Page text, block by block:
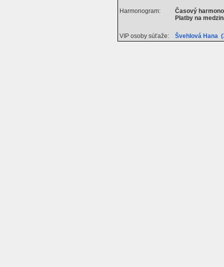
Harmonogram:
Časový
Platby na
VIP osoby súťaže: Švehlová Hana